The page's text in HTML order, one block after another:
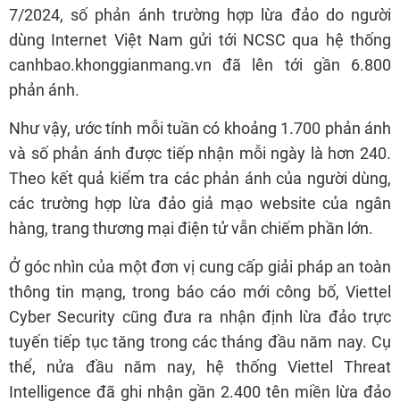
7/2024, số phản ánh trường hợp lừa đảo do người
dùng Internet Việt Nam gửi tới NCSC qua hệ thống
canhbao.khonggianmang.vn đã lên tới gần 6.800
phản ánh.
Như vậy, ước tính mỗi tuần có khoảng 1.700 phản ánh
và số phản ánh được tiếp nhận mỗi ngày là hơn 240.
Theo kết quả kiểm tra các phản ánh của người dùng,
các trường hợp lừa đảo giả mạo website của ngân
hàng, trang thương mại điện tử vẫn chiếm phần lớn.
Ở góc nhìn của một đơn vị cung cấp giải pháp an toàn
thông tin mạng, trong báo cáo mới công bố, Viettel
Cyber Security cũng đưa ra nhận định lừa đảo trực
tuyến tiếp tục tăng trong các tháng đầu năm nay. Cụ
thể, nửa đầu năm nay, hệ thống Viettel Threat
Intelligence đã ghi nhận gần 2.400 tên miền lừa đảo